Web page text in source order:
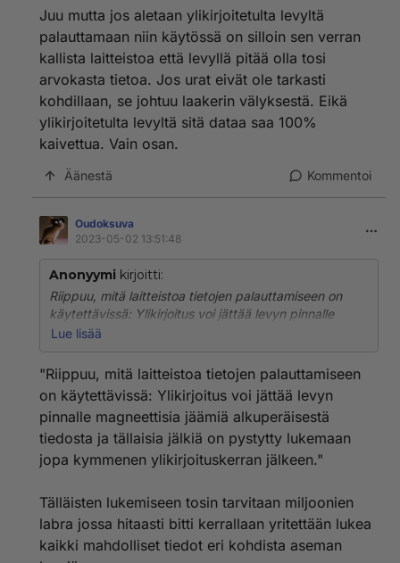
ylikirjoituskerran jälkeen. Syynä on se, ettei
lämpölaajenemisen takia levyn urat ole täsmälleen
samoilla kohdilla ikinä vaan kirjoituskohta vaihtelee -
todella vähän - mutta riittävästi, että tieto on
halukkaille tallella.
Samasta syystä levyjen kapasiteettia pystytään
kasvattamaan, kun voidaan kirjoittaa ohuempia raitoja
yhä lähemmäksi toisiaan. Fysiikan rajat eivät ole vielä
tulleet vastaan. Käytännön ongelmat lukupään
asemoinnissa alkaa tosin olemaan jo suuria: Tarkkuus
massatuotannossa on aina ollut ongelma ja tarkempi
Juu mutta jos aletaan ylikirjoitetulta levyltä
palauttamaan niin käytössä on silloin sen verran
kallista laitteistoa että levyllä pitää olla tosi
arvokasta tietoa. Jos urat eivät ole tarkasti
kohdillaan, se johtuu laakerin välyksestä. Eikä
ylikirjoitetulta levyltä sitä dataa saa 100%
kaivettua. Vain osan.
Äänestä Kommentoi
Oudoksuva
2023-05-02 13:51:48
Anonyymi kirjoitti:
Riippuu, mitä laitteistoa tietojen palauttamiseen on
käytettävissä: Ylikirjoitus voi jättää levyn pinnalle
magneettisia jäämiä alkuperäisestä tiedosta ja tällaisia
ylikirjoituskerran jälkeen. Syynä on se, ettei
lämpölaajenemisen takia levyn urat ole täsmälleen
samoilla kohdilla ikinä vaan kirjoituskohta vaihtelee -
todella vähän - mutta riittävästi, että tieto on
halukkaille tallella.
Samasta syystä levyjen kapasiteettia pystytään
tulleet vastaan. Käytännön ongelmat lukupään
asemoinnissa alkaa tosin olemaan jo suuria: Tarkkuus
massatuotannossa on aina ollut ongelma ja tarkempi
Lue lisää
"Riippuu, mitä laitteistoa tietojen palauttamiseen
on käytettävissä: Ylikirjoitus voi jättää levyn
pinnalle magneettisia jäämiä alkuperäisestä
tiedosta ja tällaisia jälkiä on pystytty lukemaan
jopa kymmenen ylikirjoituskerran jälkeen."
Tälläisten lukemiseen tosin tarvitaan miljoonien
labra jossa hitaasti bitti kerrallaan yritettään lukea
kaikki mahdolliset tiedot eri kohdista aseman